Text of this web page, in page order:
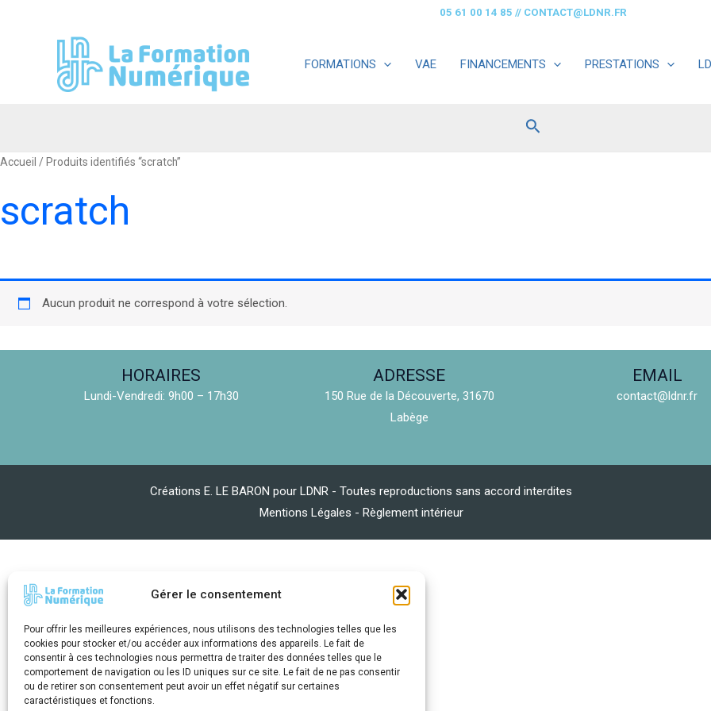
Gérer le consentement
Pour offrir les meilleures expériences, nous utilisons des technologies telles que les
cookies pour stocker et/ou accéder aux informations des appareils. Le fait de
consentir à ces technologies nous permettra de traiter des données telles que le
comportement de navigation ou les ID uniques sur ce site. Le fait de ne pas consentir
ou de retirer son consentement peut avoir un effet négatif sur certaines
caractéristiques et fonctions.
05 61 00 14 85 // CONTACT@LDNR.FR
FORMATIONS VAE FINANCEMENTS PRESTATIONS
Rechercher
Accueil / Produits identifiés “scratch”
scratch
Aucun produit ne correspond à votre sélection.
HORAIRES
Lundi-Vendredi: 9h00 – 17h30
ADRESSE
150 Rue de la Découverte, 31670
Labège
EMAIL
contact@ldnr.fr
Créations E. LE BARON pour LDNR - Toutes reproductions sans accord interdites
Mentions Légales - Règlement intérieur